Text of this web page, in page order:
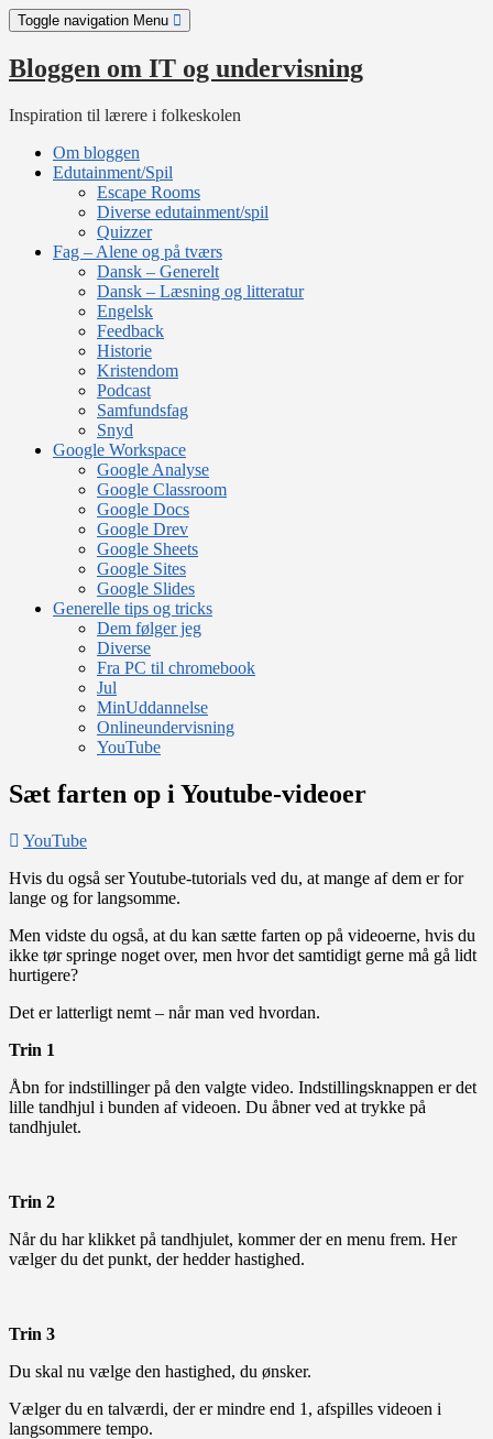
Skip
to
content
Toggle navigation Menu
Bloggen om IT og undervisning
Inspiration til lærere i folkeskolen
Om bloggen
Edutainment/Spil
Escape Rooms
Diverse edutainment/spil
Quizzer
Fag – Alene og på tværs
Dansk – Generelt
Dansk – Læsning og litteratur
Engelsk
Feedback
Historie
Kristendom
Podcast
Samfundsfag
Snyd
Google Workspace
Google Analyse
Google Classroom
Google Docs
Google Drev
Google Sheets
Google Sites
Google Slides
Generelle tips og tricks
Dem følger jeg
Diverse
Fra PC til chromebook
Jul
MinUddannelse
Onlineundervisning
YouTube
Sæt farten op i Youtube-videoer
YouTube
Hvis du også ser Youtube-tutorials ved du, at mange af dem er for
lange og for langsomme.
Men vidste du også, at du kan sætte farten op på videoerne, hvis du
ikke tør springe noget over, men hvor det samtidigt gerne må gå lidt
hurtigere?
Det er latterligt nemt – når man ved hvordan.
Trin 1
Åbn for indstillinger på den valgte video. Indstillingsknappen er det
lille tandhjul i bunden af videoen. Du åbner ved at trykke på
tandhjulet.
Trin 2
Når du har klikket på tandhjulet, kommer der en menu frem. Her
vælger du det punkt, der hedder hastighed.
Trin 3
Du skal nu vælge den hastighed, du ønsker.
Vælger du en talværdi, der er mindre end 1, afspilles videoen i
langsommere tempo.